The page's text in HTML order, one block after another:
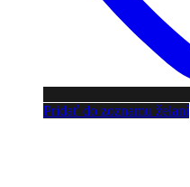
Pridať do zoznamu želaní